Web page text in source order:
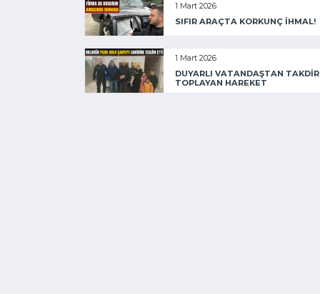
1 Mart 2026
SIFIR ARAÇTA KORKUNÇ İHMAL!
1 Mart 2026
DUYARLI VATANDAŞTAN TAKDİR
TOPLAYAN HAREKET